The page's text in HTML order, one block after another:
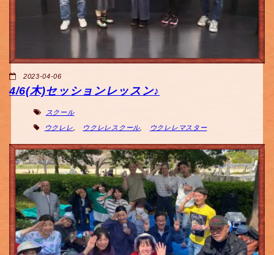
2023-04-06
4/6(木)セッションレッスン♪
スクール
ウクレレ ウクレレスクール, ウクレレマスター